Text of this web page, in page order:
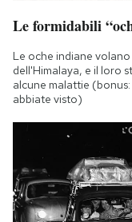
Le formidabili
Le oche indiane
dell'Himalaya, e il loro
alcune malattie
abbiate visto)